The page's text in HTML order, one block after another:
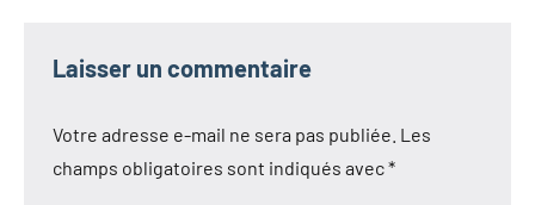
Laisser un commentaire
Votre adresse e-mail ne sera pas publiée. Les
champs obligatoires sont indiqués avec*